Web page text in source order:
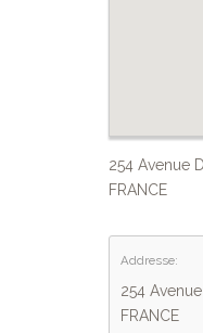
254 Avenue
FRANCE
Addresse:
254
FRANCE